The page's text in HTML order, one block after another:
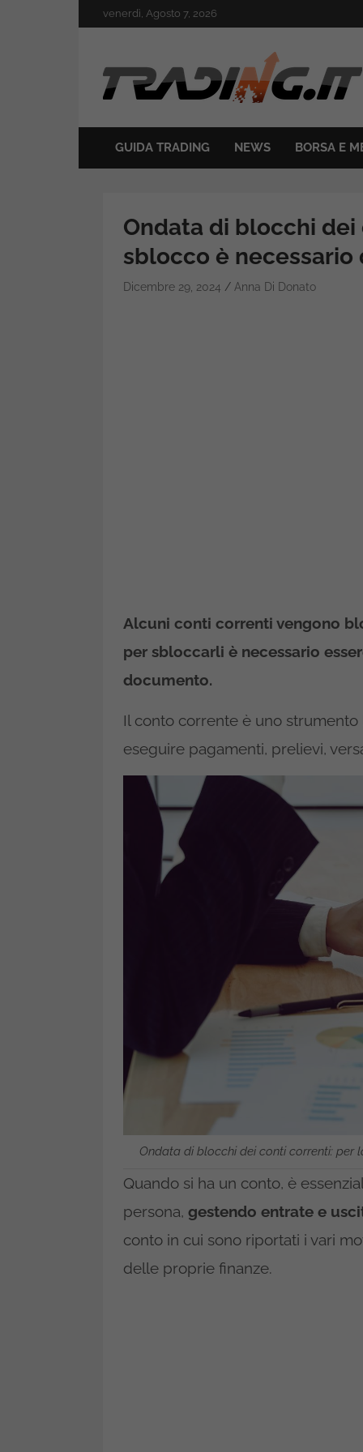
to
venerdì, Agosto 7, 2026
Trading.it
GUIDA TRADING NEWS BORSA E
Ondata di blocchi
sblocco è
Dicembre 29, 2024 Anna Di Donato
Alcuni conti correnti vengono
per sbloccarli è necessario
documento.
Il conto corrente è uno
eseguire pagamenti, prelievi,
Ondata di blocchi dei conti correnti:
Quando si ha un conto, è
persona, gestendo entrate e
conto in cui sono riportati i vari
delle proprie finanze.